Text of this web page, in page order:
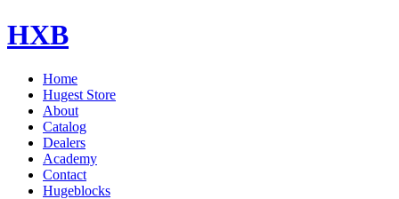
HXB
Home
Hugest Store
About
Catalog
Dealers
Academy
Contact
Hugeblocks